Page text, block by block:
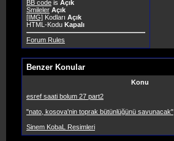
BB code is Açık
Smileler Açık
[IMG] Kodları Açık
HTML-Kodu Kapalı
Forum Rules
Benzer Konular
Konu
esref saati bolum 27 part2
"nato, kosova'nin toprak bütünlüğünü savunacak"
Sinem KobaL Resimleri